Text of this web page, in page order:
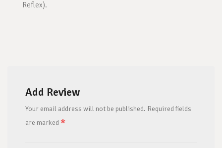
Reflex).
Add Review
Your email address will not be published. Required fields
are marked *